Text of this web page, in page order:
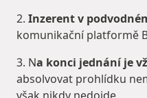
2. Inzerent v
komunikační platformě
3. Na konci jednání je
absolvovat prohlídku